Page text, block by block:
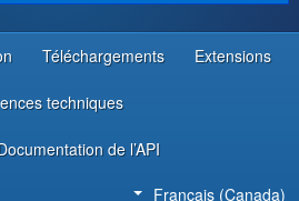
Téléchargements Extensions
techniques
de l’API
Français (Canada)